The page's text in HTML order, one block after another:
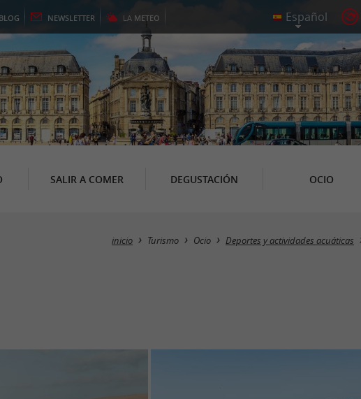
BLOG NEWSLETTER LA METEO
SALIR A COMER DEGUSTACIÓN OCIO
inicio Turismo Ocio Deportes y actividades acuáticas